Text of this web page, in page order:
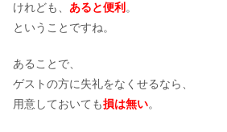
けれども、 あると便利 。
ということですね。
あることで、
ゲストの方に失礼をなくせるなら、
用意しておいても損は無い。